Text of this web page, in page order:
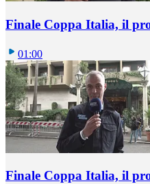
Finale Coppa Italia, il
01:00
Finale Coppa Italia, il